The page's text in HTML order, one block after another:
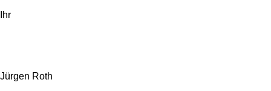
Ihr
Jürgen Roth